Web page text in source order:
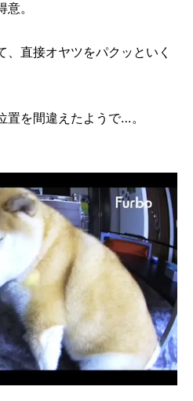
。
直接オヤツをパクッといく
置を間違えたようで…。